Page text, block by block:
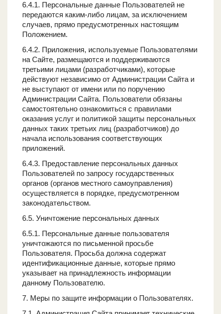
6.4.1. Персональные данные Пользователей не
передаются каким-либо лицам, за исключением
случаев, прямо предусмотренных настоящим
Положением.
6.4.2. Приложения, используемые Пользователями
на Сайте, размещаются и поддерживаются
третьими лицами (разработчиками), которые
действуют независимо от Администрации Сайта и
не выступают от имени или по поручению
Администрации Сайта. Пользователи обязаны
самостоятельно ознакомиться с правилами
оказания услуг и политикой защиты персональных
данных таких третьих лиц (разработчиков) до
начала использования соответствующих
приложений.
6.4.3. Предоставление персональных данных
Пользователей по запросу государственных
органов (органов местного самоуправления)
осуществляется в порядке, предусмотренном
законодательством.
6.5. Уничтожение персональных данных
6.5.1. Персональные данные пользователя
уничтожаются по письменной просьбе
Пользователя. Просьба должна содержат
идентификационные данные, которые прямо
указывает на принадлежность информации
данному Пользователю.
7. Меры по защите информации о Пользователях.